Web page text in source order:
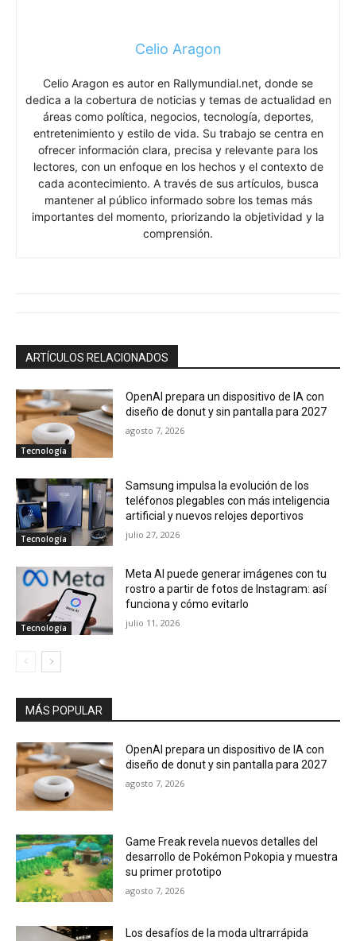
Celio Aragon
Celio Aragon es autor en Rallymundial.net, donde se
dedica a la cobertura de noticias y temas de actualidad en
áreas como política, negocios, tecnología, deportes,
entretenimiento y estilo de vida. Su trabajo se centra en
ofrecer información clara, precisa y relevante para los
lectores, con un enfoque en los hechos y el contexto de
cada acontecimiento. A través de sus artículos, busca
mantener al público informado sobre los temas más
importantes del momento, priorizando la objetividad y la
comprensión.
ARTÍCULOS RELACIONADOS
Tecnología
OpenAI prepara un dispositivo de IA con
diseño de donut y sin pantalla para 2027
agosto 7, 2026
Tecnología
Samsung impulsa la evolución de los
teléfonos plegables con más inteligencia
artificial y nuevos relojes deportivos
julio 27, 2026
Tecnología
Meta AI puede generar imágenes con tu
rostro a partir de fotos de Instagram: así
funciona y cómo evitarlo
julio 11, 2026
MÁS POPULAR
OpenAI prepara un dispositivo de IA con
diseño de donut y sin pantalla para 2027
agosto 7, 2026
Game Freak revela nuevos detalles del
desarrollo de Pokémon Pokopia y muestra
su primer prototipo
agosto 7, 2026
Los desafíos de la moda ultrarrápida